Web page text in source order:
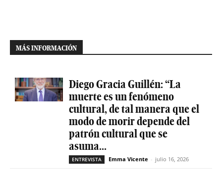
MÁS INFORMACIÓN
Diego Gracia Guillén: “La
muerte es un fenómeno
cultural, de tal manera que el
modo de morir depende del
patrón cultural que se
asuma...
ENTREVISTA Emma Vicente - julio 16, 2026